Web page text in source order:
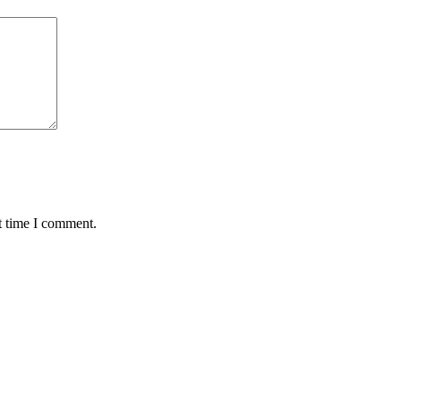
time I comment.